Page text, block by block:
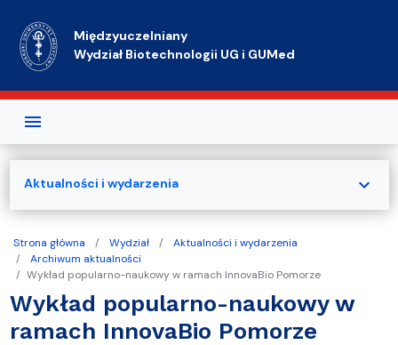
Międzyuczelniany
Wydział Biotechnologii UG i GUMed
Strona główna Wydział
Aktualności i wydarzenia
Archiwum aktualności
Wykład popularno-naukowy w ramach InnovaBio Pomorze
Wykład popularno-naukowy w
ramach InnovaBio Pomorze
Aktualności i wydarzenia expand_more